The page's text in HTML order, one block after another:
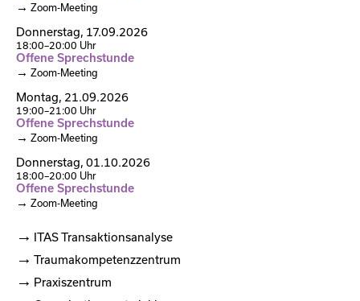
Zoom-Meeting
Donnerstag, 17.09.2026
18:00–20:00 Uhr
Offene Sprechstunde
Zoom-Meeting
Montag, 21.09.2026
19:00–21:00 Uhr
Offene Sprechstunde
Zoom-Meeting
Donnerstag, 01.10.2026
18:00–20:00 Uhr
Offene Sprechstunde
Zoom-Meeting
ITAS Transaktionsanalyse
Traumakompetenzzentrum
Praxiszentrum